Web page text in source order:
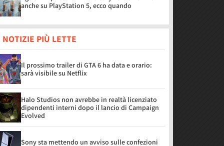
anche su PlayStation 5, ecco quando
NOTIZIE PIÙ LETTE
Il prossimo trailer di GTA 6 ha data e orario:
sarà visibile su Netflix
Halo Studios non avrebbe in realtà licenziato
dipendenti interni dopo il lancio di Campaign
Evolved
Sony sta mettendo un avviso sulle confezioni